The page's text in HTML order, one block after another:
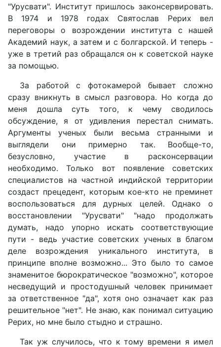
"Урусвати". Институт пришлось законсервировать.
В 1974 и 1978 годах Святослав Рерих вел
переговоры о возрождении института с нашей
Академий наук, а затем и с болгарской. И теперь -
уже в третий раз обращался он к советской науке
за помощью.
За работой с фотокамерой бывает сложно
сразу вникнуть в смысл разговора. Но когда до
меня дошла суть того, к чему сводилось
обсуждение, я от удивления перестал снимать.
Аргументы ученых были весьма странными и
выглядели они примерно так. Вообще-то,
безусловно, участие в расконсервации
необходимо. Только вот появление советских
специалистов на частной индийской территории
создаст прецедент, которым кое-кто не преминет
воспользоваться для дурных целей. Однако о
восстановлении "Урусвати" "надо продолжать
думать, надо упорно искать соответствующие
пути - ведь участие советских ученых в благом
деле возрождения уникального института, в
принципе вполне возможно... Это было то самое
знаменитое бюрократическое "возможно", которое
несведущий и простодушный человек принимает
за ответственное "да", хотя оно означает как раз
решительное "нет". Не знаю, как понимал ситуацию
Рерих, но мне было стыдно и страшно.
Так уж случилось, что к тому времени я имел